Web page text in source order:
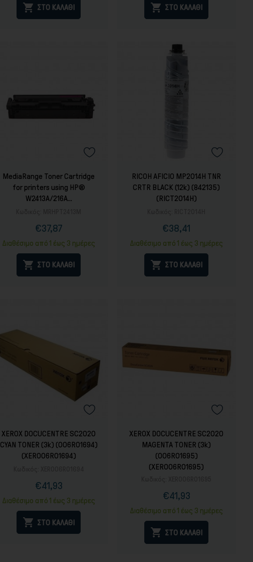
 ΣΤΟ ΚΑΛΑΘΙ  ΣΤΟ ΚΑΛΑΘΙ
MediaRange Toner Cartridge
for printers using HP®
W2413A/216A...
Τιμή
€37,87
Κανονική
τιμή
Διαθέσιμο από 1 έως 3 ημέρες
 ΣΤΟ ΚΑΛΑΘΙ
RICOH AFICIO MP2014H TNR
CRTR BLACK (12k) (842135)
(RICT2014H)
Τιμή
€38,41
Διαθέσιμο από 1 έως 3 ημέρες
 ΣΤΟ ΚΑΛΑΘΙ
XEROX DOCUCENTRE SC2020
CYAN TONER (3k) (006R01694)
(XER006R01694)
Τιμή
€41,93
Κανονική
τιμή
Διαθέσιμο από 1 έως 3 ημέρες
 ΣΤΟ ΚΑΛΑΘΙ
XEROX DOCUCENTRE SC2020
MAGENTA TONER (3k)
(006R01695)
(XER006R01695)
Τιμή
€41,93
Κανονική
τιμή
Διαθέσιμο από 1 έως 3 ημέρες
 ΣΤΟ ΚΑΛΑΘΙ